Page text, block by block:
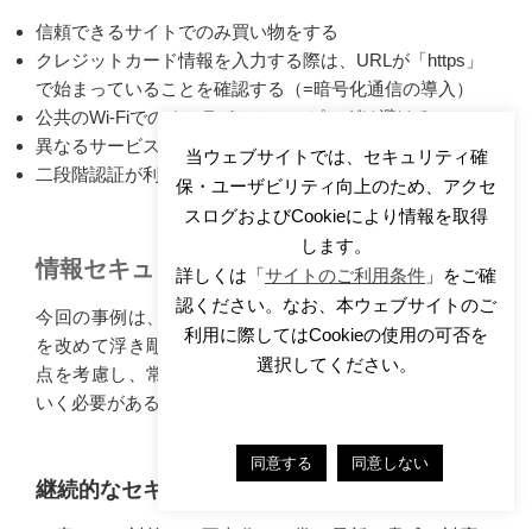
信頼できるサイトでのみ買い物をする
クレジットカード情報を入力する際は、URLが「https」
で始まっていることを確認する（=暗号化通信の導入）
公共のWi-Fiでのオンラインショッピングは避ける
異なるサービスごとに別々のパスワードを使用する
二段階認証が利用可能な場合は積極的に活用する
情報セキュリティの重要性
今回の事例は、企業における情報セキュリティの重要性
を改めて浮き彫りにしました。今後企業は以下のような
点を考慮し、常にセキュリティ対策を見直し、強化して
いく必要があるでしょう。
継続的なセキュリティ対策の実施
当ウェブサイトでは、セキュリティ確
保・ユーザビリティ向上のため、アクセ
スログおよびCookieにより情報を取得
します。
詳しくは「サイトのご利用条件 」をご確
認ください。なお、本ウェブサイトのご
利用に際してはCookieの使用の可否を
選択してください。
同意する 同意しない